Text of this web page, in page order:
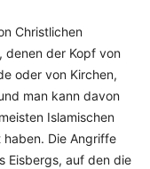
Christlichen
denen der Kopf von
oder von Kirchen,
man kann davon
Islamischen
Die Angriffe
Eisbergs, auf den die